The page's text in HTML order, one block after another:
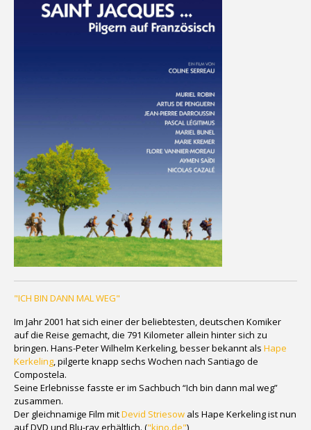
"ICH BIN DANN MAL WEG"
Im Jahr 2001 hat sich einer der beliebtesten, deutschen Komiker
auf die Reise gemacht, die 791 Kilometer allein hinter sich zu
bringen. Hans-Peter Wilhelm Kerkeling, besser bekannt als Hape
Kerkeling, pilgerte knapp sechs Wochen nach Santiago de
Compostela.
Seine Erlebnisse fasste er im Sachbuch “Ich bin dann mal weg”
zusammen.
Der gleichnamige Film mitDevid Striesow als Hape Kerkeling ist nun
auf DVD und Blu-ray erhältlich. ("kino.de")